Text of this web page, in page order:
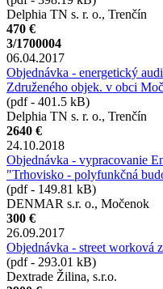
Delphia TN s. r. o., Trenčín
470 €
3/1700004
06.04.2017
Objednávka - energetický
Združeného objek. v obci
(pdf - 401.5 kB)
Delphia TN s. r. o., Trenčín
2640 €
24.10.2018
Objednávka - vypracovanie
"Trhovisko - polyfunkčná
(pdf - 149.81 kB)
DENMAR s.r. o., Močenok
300 €
26.09.2017
Objednávka - street worková
(pdf - 293.01 kB)
Dextrade Žilina, s.r.o.